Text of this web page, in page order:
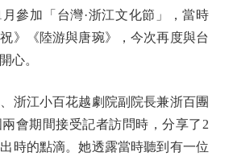
月參加「台灣·浙江文化節」，當時
》《陸游與唐琬》，今次再度與台
心。
江小百花越劇院副院長兼浙百團
會期間接受記者訪問時，分享了2
時的點滴。她透露當時聽到有一位